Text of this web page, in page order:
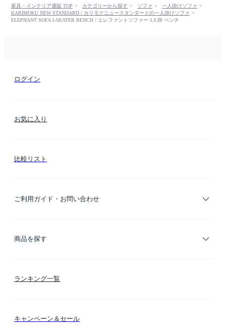
家具・インテリア通販 TOP カテゴリーから探す ソファ
一人掛けソファ
KARIMOKU NEW STANDARD / カリモクニュースタンダードの一人掛けソファ
ELEPHANT SOFA 1-SEATER BENCH / エレファントソファー 1人掛 ベンチ
ログイン
お気に入り
比較リスト
ご利用ガイド・お問い合わせ
ご利用ガイド
商品を探す
カテゴリー検索
ランキング一覧
キャンペーン＆セール